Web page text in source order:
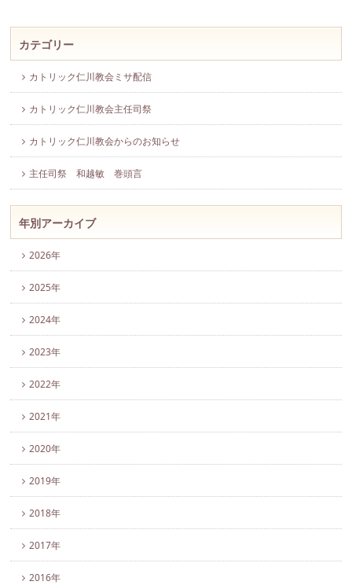
カテゴリー
カトリック仁川教会ミサ配信
カトリック仁川教会主任司祭
カトリック仁川教会からのお知らせ
主任司祭 和越敏 巻頭言
年別アーカイブ
2026年
2025年
2024年
2023年
2022年
2021年
2020年
2019年
2018年
2017年
2016年